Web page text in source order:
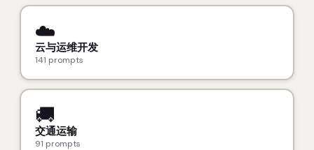
☁️
云与运维开发
141 prompts
🚚
交通运输
91 prompts